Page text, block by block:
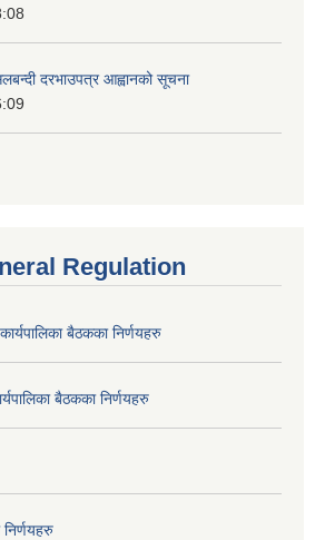
दरभाउपत्र आह्वानको सूचना
Regulation
बैठकका निर्णयहरु
बैठकका निर्णयहरु
निर्णयहरु